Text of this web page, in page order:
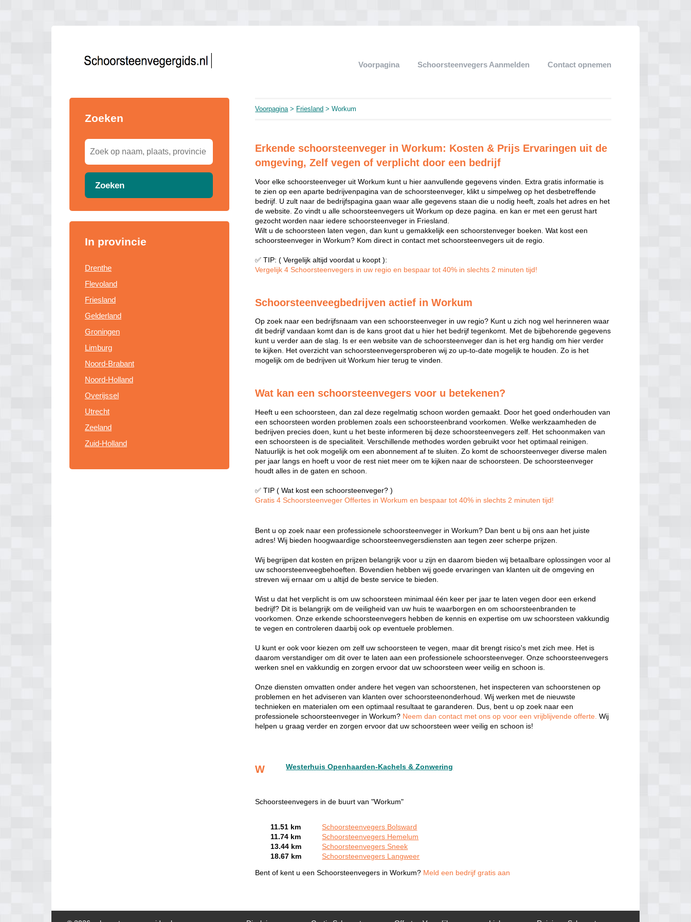
Voorpagina Schoorsteenvegers Aanmelden Contact opnemen
Zoeken
Zoeken
In provincie
Drenthe
Flevoland
Friesland
Gelderland
Groningen
Limburg
Noord-Brabant
Noord-Holland
Overijssel
Utrecht
Zeeland
Zuid-Holland
Voorpagina> Friesland > Workum
Erkende schoorsteenveger in Workum: Kosten & Prijs Ervaringen uit de
omgeving, Zelf vegen of verplicht door een bedrijf
Voor elke schoorsteenveger uit Workum kunt u hier aanvullende gegevens vinden. Extra gratis informatie is
te zien op een aparte bedrijvenpagina van de schoorsteenveger, klikt u simpelweg op het desbetreffende
bedrijf. U zult naar de bedrijfspagina gaan waar alle gegevens staan die u nodig heeft, zoals het adres en het
de website. Zo vindt u alle schoorsteenvegers uit Workum op deze pagina. en kan er met een gerust hart
gezocht worden naar iedere schoorsteenveger in Friesland.
Wilt u de schoorsteen laten vegen, dan kunt u gemakkelijk een schoorstenveger boeken. Wat kost een
schoorsteenveger in Workum? Kom direct in contact met schoorsteenvegers uit de regio.
✅ TIP: ( Vergelijk altijd voordat u koopt ):
Vergelijk 4 Schoorsteenvegers in uw regio en bespaar tot 40% in slechts 2 minuten tijd!
Schoorsteenveegbedrijven actief in Workum
Op zoek naar een bedrijfsnaam van een schoorsteenveger in uw regio? Kunt u zich nog wel herinneren waar
dit bedrijf vandaan komt dan is de kans groot dat u hier het bedrijf tegenkomt. Met de bijbehorende gegevens
kunt u verder aan de slag. Is er een website van de schoorsteenveger dan is het erg handig om hier verder
te kijken. Het overzicht van schoorsteenvegersproberen wij zo up-to-date mogelijk te houden. Zo is het
mogelijk om de bedrijven uit Workum hier terug te vinden.
Wat kan een schoorsteenvegers voor u betekenen?
Heeft u een schoorsteen, dan zal deze regelmatig schoon worden gemaakt. Door het goed onderhouden van
een schoorsteen worden problemen zoals een schoorsteenbrand voorkomen. Welke werkzaamheden de
bedrijven precies doen, kunt u het beste informeren bij deze schoorsteenvegers zelf. Het schoonmaken van
een schoorsteen is de specialiteit. Verschillende methodes worden gebruikt voor het optimaal reinigen.
Natuurlijk is het ook mogelijk om een abonnement af te sluiten. Zo komt de schoorsteenveger diverse malen
per jaar langs en hoeft u voor de rest niet meer om te kijken naar de schoorsteen. De schoorsteenveger
houdt alles in de gaten en schoon.
✅ TIP ( Wat kost een schoorsteenveger? )
Gratis 4 Schoorsteenveger Offertes in Workum en bespaar tot 40% in slechts 2 minuten tijd!
Bent u op zoek naar een professionele schoorsteenveger in Workum? Dan bent u bij ons aan het juiste
adres! Wij bieden hoogwaardige schoorsteenvegersdiensten aan tegen zeer scherpe prijzen.
Wij begrijpen dat kosten en prijzen belangrijk voor u zijn en daarom bieden wij betaalbare oplossingen voor al
uw schoorsteenveegbehoeften. Bovendien hebben wij goede ervaringen van klanten uit de omgeving en
streven wij ernaar om u altijd de beste service te bieden.
Wist u dat het verplicht is om uw schoorsteen minimaal één keer per jaar te laten vegen door een erkend
bedrijf? Dit is belangrijk om de veiligheid van uw huis te waarborgen en om schoorsteenbranden te
voorkomen. Onze erkende schoorsteenvegers hebben de kennis en expertise om uw schoorsteen vakkundig
te vegen en controleren daarbij ook op eventuele problemen.
U kunt er ook voor kiezen om zelf uw schoorsteen te vegen, maar dit brengt risico's met zich mee. Het is
daarom verstandiger om dit over te laten aan een professionele schoorsteenveger. Onze schoorsteenvegers
werken snel en vakkundig en zorgen ervoor dat uw schoorsteen weer veilig en schoon is.
Onze diensten omvatten onder andere het vegen van schoorstenen, het inspecteren van schoorstenen op
problemen en het adviseren van klanten over schoorsteenonderhoud. Wij werken met de nieuwste
technieken en materialen om een optimaal resultaat te garanderen. Dus, bent u op zoek naar een
professionele schoorsteenveger in Workum? Neem dan contact met ons op voor een vrijblijvende offerte.Wij
helpen u graag verder en zorgen ervoor dat uw schoorsteen weer veilig en schoon is!
W Westerhuis Openhaarden-Kachels & Zonwering
Schoorsteenvegers in de buurt van "Workum"
11.51 km
Schoorsteenvegers Bolsward
11.74 km
Schoorsteenvegers Hemelum
13.44 km
Schoorsteenvegers Sneek
18.67 km
Schoorsteenvegers Langweer
Bent of kent u een Schoorsteenvegers in Workum? Meld een bedrijf gratis aan